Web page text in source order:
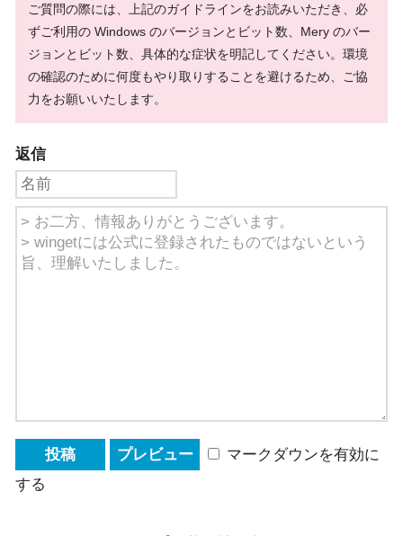
ご質問の際には、上記のガイドラインをお読みいただき、必
ずご利用の Windows のバージョンとビット数、Mery のバー
ジョンとビット数、具体的な症状を明記してください。環境
の確認のために何度もやり取りすることを避けるため、ご協
力をお願いいたします。
返信
マークダウンを有効に
する